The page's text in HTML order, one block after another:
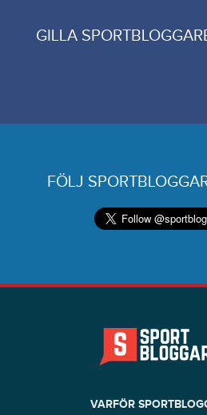
GILLA
FÖLJ
VARFÖR